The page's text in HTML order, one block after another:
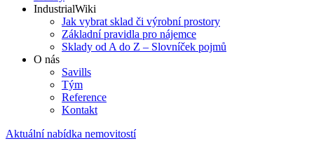
IndustrialWiki
Jak vybrat sklad či výrobní prostory
Základní pravidla pro nájemce
Sklady od A do Z – Slovníček pojmů
O nás
Savills
Tým
Reference
Kontakt​
Aktuální nabídka nemovitostí